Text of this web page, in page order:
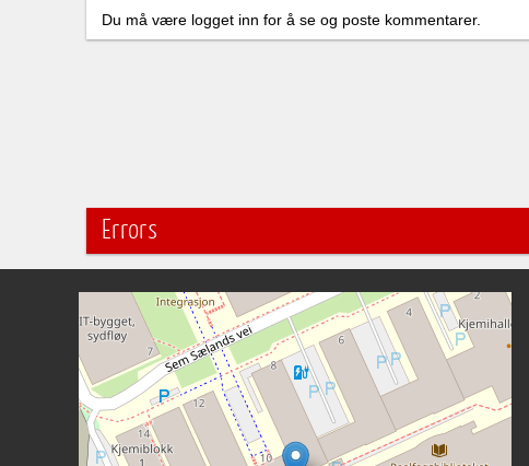
Du må være logget inn for å se og poste kommentarer.
Errors